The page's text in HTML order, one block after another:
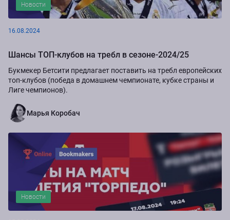
Новости
16.08.2024
Шансы ТОП-клубов на требл в сезоне-2024/25
Букмекер Бетсити предлагает поставить на требл европейских
топ-клубов (победа в домашнем чемпионате, кубке страны и
Лиге чемпионов).
Марья Коробач
Новости